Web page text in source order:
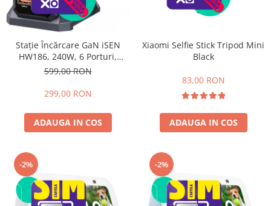
Stație Încărcare GaN iSEN
HW186, 240W, 6 Porturi,
4×USB-C PD3.1 + 2×USB-A
Rapidă Laptop, Telefon și
599,00 RON
299,00 RON
ADAUGA IN COS
Xiaomi Selfie Stick Tripod Mini
Black
83,00 RON
ADAUGA IN COS
-2% -2%